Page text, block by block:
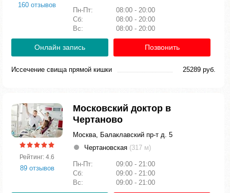
160 отзывов
Пн-Пт:
08:00 - 20:00
Сб:
08:00 - 20:00
Вс:
08:00 - 20:00
Онлайн запись Позвонить
Иссечение свища прямой кишки 25289 руб.
Рейтинг: 4.6
89 отзывов
Московский доктор в
Чертаново
Москва, Балаклавский пр-т д. 5
Чертановская (317 м)
Пн-Пт:
09:00 - 21:00
Сб:
09:00 - 21:00
Вс:
09:00 - 21:00